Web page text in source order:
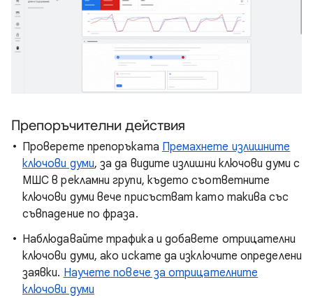
Препоръчителни действия
Проверете препоръката Премахнете излишните
ключови думи, за да видите излишни ключови думи с
МШС в рекламни групи, където съответните
ключови думи вече присъстват като такива със
съвпадение по фраза.
Наблюдавайте трафика и добавете отрицателни
ключови думи, ако искате да изключите определени
заявки. Научете повече за отрицателните
ключови думи